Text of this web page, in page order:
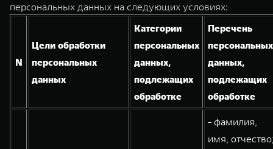
WEY 07
Расширяя границы комфорта
WEY 05
Эстетика нового времени
от 5 699 000 ₽
TANK Лизинг
Цифровые сервисы TANK
персональных данных на следующих условиях:
N
Цели обработки
персональных
данных
Категории
персональных
данных,
подлежащих
обработке
Перечень
персональных
данных,
подлежащих
обработке
- фамилия,
имя,